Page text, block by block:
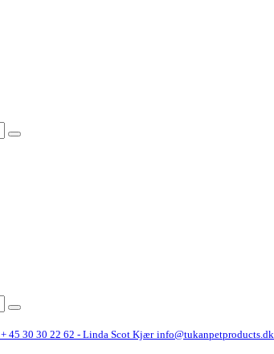
+ 45 30 30 22 62 - Linda Scot Kjær info@tukanpetproducts.dk